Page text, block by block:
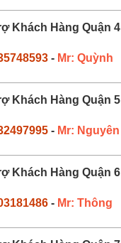
Khách Hàng Quận 4
- Mr: Quỳnh
Khách Hàng Quận 5
- Mr: Nguyên
Khách Hàng Quận 6
- Mr: Thông